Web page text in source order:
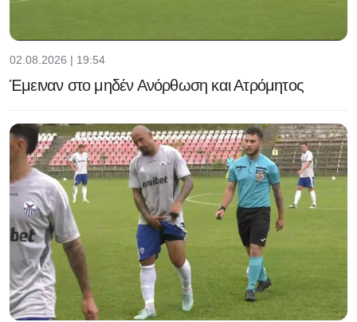
02.08.2026 | 19:54
Έμειναν στο μηδέν Ανόρθωση και Ατρόμητος